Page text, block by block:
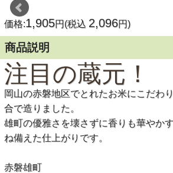
価格:1,905円(税込 2,096円)
商品説明
注目の蔵元！
岡山の赤磐地区でとれたお米にこだわ
合で造りました。
雄町の優雅さを壊さずに香りも華やか
ね備えた仕上がりです。
赤磐雄町